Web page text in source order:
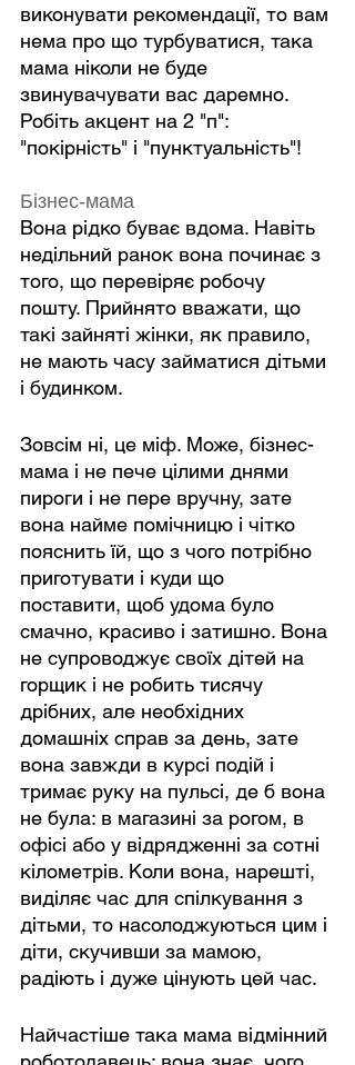
виконувати рекомендації, то вам
нема про що турбуватися, така
мама ніколи не буде
звинувачувати вас даремно.
Робіть акцент на 2 "п":
"покірність" і "пунктуальність"!
Бізнес-мама
Вона рідко буває вдома. Навіть
недільний ранок вона починає з
того, що перевіряє робочу
пошту. Прийнято вважати, що
такі зайняті жінки, як правило,
не мають часу займатися дітьми
і будинком.
Зовсім ні, це міф. Може, бізнес-
мама і не пече цілими днями
пироги і не пере вручну, зате
вона найме помічницю і чітко
пояснить їй, що з чого потрібно
приготувати і куди що
поставити, щоб удома було
смачно, красиво і затишно. Вона
не супроводжує своїх дітей на
горщик і не робить тисячу
дрібних, але необхідних
домашніх справ за день, зате
вона завжди в курсі подій і
тримає руку на пульсі, де б вона
не була: в магазині за рогом, в
офісі або у відрядженні за сотні
кілометрів. Коли вона, нарешті,
виділяє час для спілкування з
дітьми, то насолоджуються цим і
діти, скучивши за мамою,
радіють і дуже цінують цей час.
Найчастіше така мама відмінний